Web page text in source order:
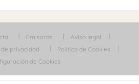
Emisoras
Aviso legal
privacidad
Política de Cookies
de Cookies